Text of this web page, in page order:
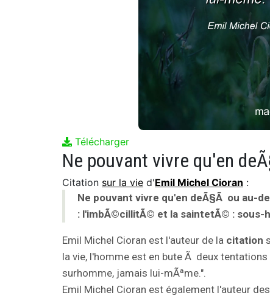
Télécharger
Citation sur la vie d'Emil Michel Cioran :
Ne pouvant vivre qu'en deÃ§Ã ou au-
: l'imbÃ©cillitÃ© et la saintetÃ© : sous-
Emil Michel Cioran est l'auteur de la citation
la vie, l'homme est en bute Ã deux
surhomme, jamais lui-mÃªme.".
Emil Michel Cioran est également l'auteur